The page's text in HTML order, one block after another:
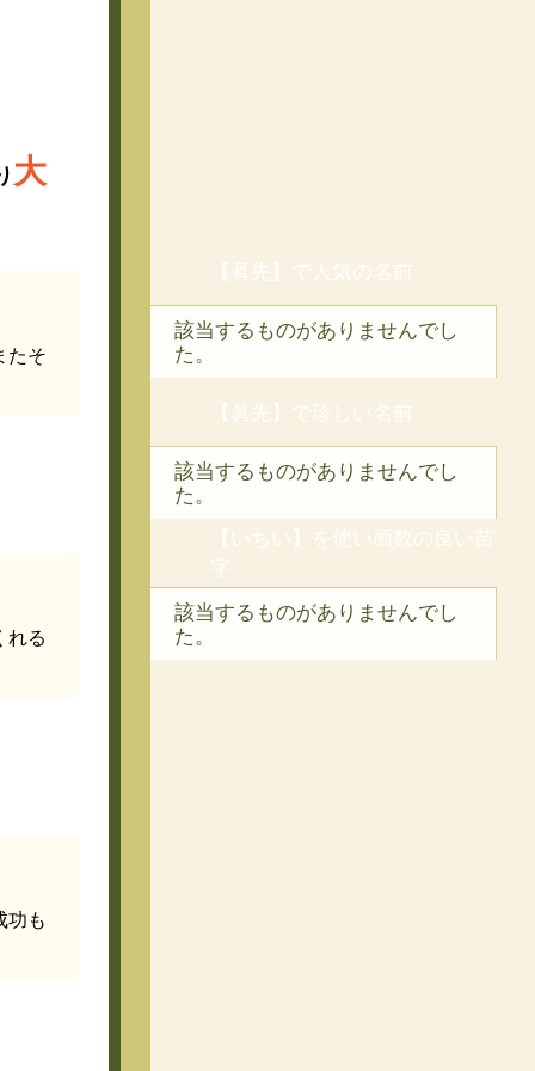
大
たそ
れる
功も
【眞先】で人気の名前
該当するものがありませんでし
た。
【眞先】で珍しい名前
該当するものがありませんでし
た。
【いちい】を使い画数の良い苗
字
該当するものがありませんでし
た。